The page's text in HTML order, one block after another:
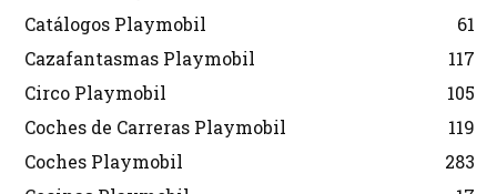
Catálogos Playmobil
61
Cazafantasmas Playmobil
117
Circo Playmobil
105
Coches de Carreras Playmobil
119
Coches Playmobil
283